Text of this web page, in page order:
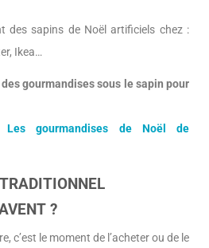
des sapins de Noël artificiels chez :
Ikea…
gourmandises sous le sapin pour
Les gourmandises de Noël de
?
c’est le moment de l’acheter ou de le